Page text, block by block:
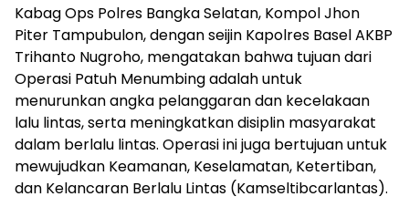
Kabag Ops Polres Bangka Selatan, Kompol Jhon
Piter Tampubulon, dengan seijin Kapolres Basel AKBP
Trihanto Nugroho, mengatakan bahwa tujuan dari
Operasi Patuh Menumbing adalah untuk
menurunkan angka pelanggaran dan kecelakaan
lalu lintas, serta meningkatkan disiplin masyarakat
dalam berlalu lintas. Operasi ini juga bertujuan untuk
mewujudkan Keamanan, Keselamatan, Ketertiban,
dan Kelancaran Berlalu Lintas (Kamseltibcarlantas).